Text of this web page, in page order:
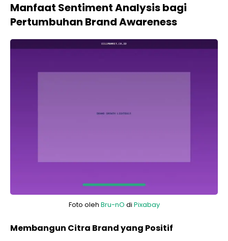
Manfaat Sentiment Analysis bagi
Pertumbuhan Brand Awareness
Foto oleh Bru-nO di Pixabay
Membangun Citra Brand yang Positif